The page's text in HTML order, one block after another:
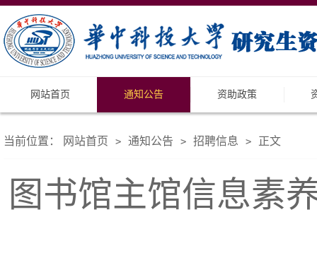
网站首页 通知公告 资助政策
当前位置： 网站首页 > 通知公告 > 招聘信息 > 正文
图书馆主馆信息素